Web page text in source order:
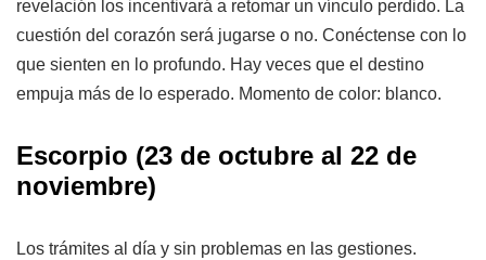
revelación los incentivará a retomar un vínculo perdido. La
cuestión del corazón será jugarse o no. Conéctense con lo
que sienten en lo profundo. Hay veces que el destino
empuja más de lo esperado. Momento de color: blanco.
Escorpio (23 de octubre al 22 de
noviembre)
Los trámites al día y sin problemas en las gestiones.